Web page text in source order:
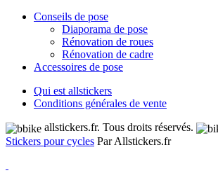
Conseils de pose
Diaporama de pose
Rénovation de roues
Rénovation de cadre
Accessoires de pose
Qui est allstickers
Conditions générales de vente
allstickers.fr. Tous droits réservés.
Stickers pour cycles Par Allstickers.fr